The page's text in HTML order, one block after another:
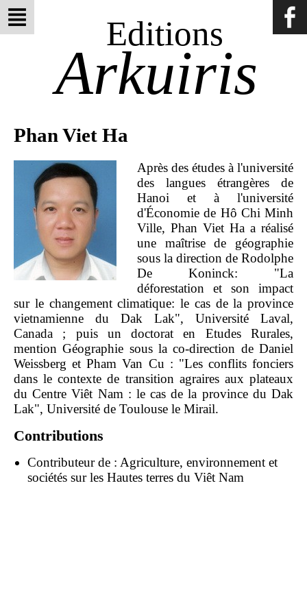
Editions
Arkuiris
Phan Viet Ha
Après des études à l'université
des langues étrangères de
Hanoi et à l'université
d'Économie de Hô Chi Minh
Ville, Phan Viet Ha a réalisé
une maîtrise de géographie
sous la direction de Rodolphe
De Koninck: "La
déforestation et son impact
sur le changement climatique: le cas de la province
vietnamienne du Dak Lak", Université Laval,
Canada ; puis un doctorat en Etudes Rurales,
mention Géographie sous la co-direction de Daniel
Weissberg et Pham Van Cu : "Les conflits fonciers
dans le contexte de transition agraires aux plateaux
du Centre Viêt Nam : le cas de la province du Dak
Lak", Université de Toulouse le Mirail.
Contributions
Contributeur de : Agriculture, environnement et
sociétés sur les Hautes terres du Viêt Nam